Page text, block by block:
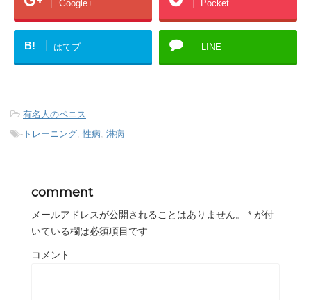
Google+ Pocket
B! はてブ LINE
-有名人のペニス
- トレーニング, 性病, 淋病
comment
メールアドレスが公開されることはありません。 * が付
いている欄は必須項目です
コメント